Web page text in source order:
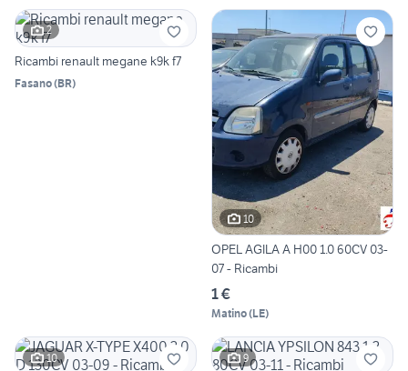
2
Ricambi renault megane k9k f7
Fasano(BR)
10
OPEL AGILA A H00 1.0 60CV 03-
07 - Ricambi
1 €
Matino(LE)
10 9